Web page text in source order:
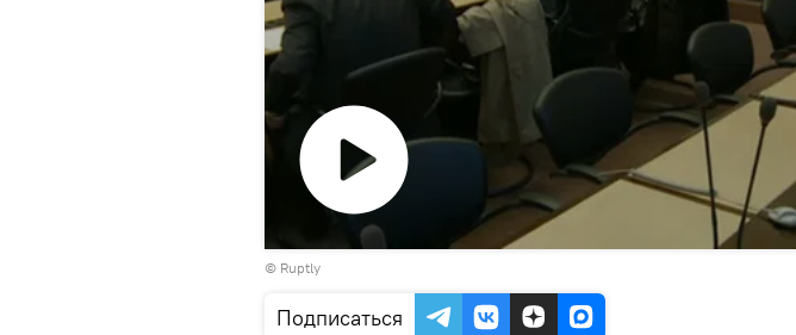
Воспроизвести
© Ruptly
Подписаться